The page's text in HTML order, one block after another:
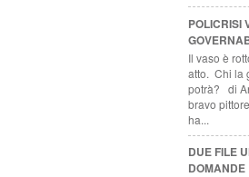
POLICRISI
Il vaso è
atto. Chi la
potrà? di
bravo
ha...
DUE FILE
DOMANDE